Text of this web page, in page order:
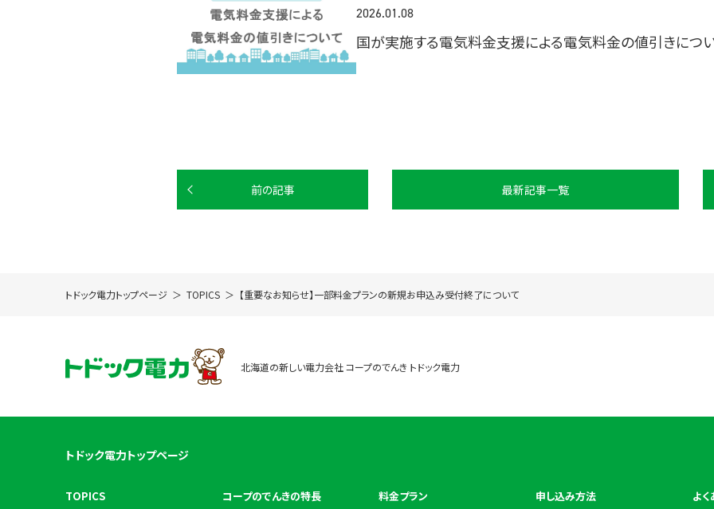
2026.01.08
国が実施する電気料金支援による電気料金の値引きにつ
前の記事 最新記事一覧
トドック電力トップページ TOPICS 【重要なお知らせ】一部料金プランの新規お申込み受付終了について
北海道の新しい電力会社 コープのでんき トドック電力
トドック電力トップページ
TOPICS コープのでんきの特長 料金プラン 申し込み方法 よ